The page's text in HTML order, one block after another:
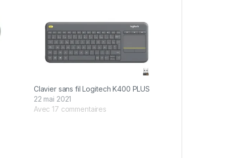
Clavier sans fil Logitech K400 PLUS
22 mai 2021
Avec 17 commentaires